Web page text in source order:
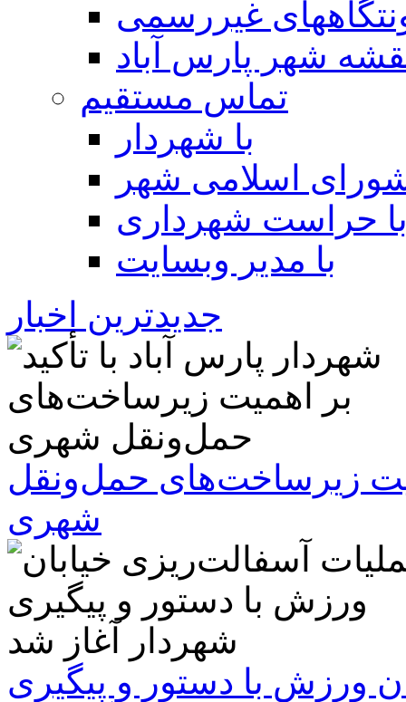
غیررسمی
شهر پارس آباد
تماس مستقیم
با شهردار
اسلامی شهر
حراست شهرداری
با مدیر وبسایت
جدیدترین اخبار
زیرساخت‌های حمل‌ونقل
شهری
ورزش با دستور و پیگیری